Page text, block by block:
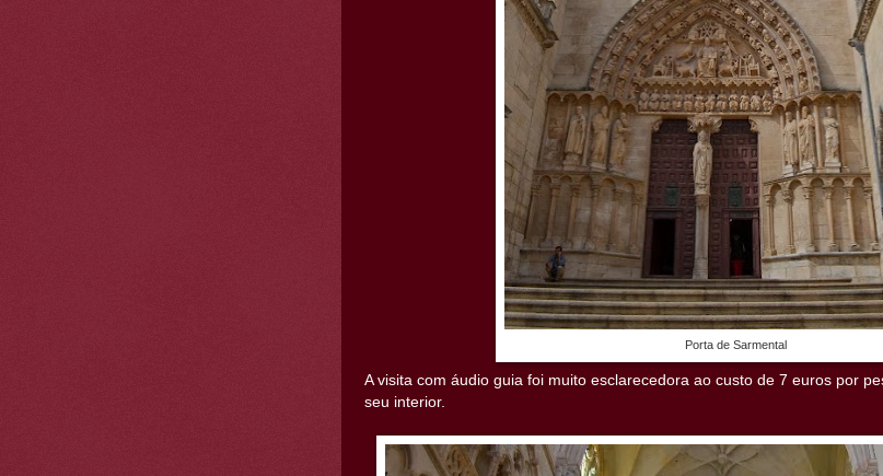
Porta de Sarmental
A visita com áudio guia foi muito esclarecedora ao custo de 7 euros por
seu interior.